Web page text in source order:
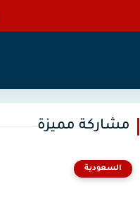
مشاركة مميزة
السعودية